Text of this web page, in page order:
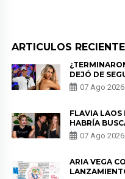
ARTICULOS
DEJÓ DE
HERRERA Y
DE PÓDCAST
07 Ago 2026
FLAVIA LAOS
HABRÍA
HEREDIA
DE LAS
07 Ago 2026
ARIA VEGA